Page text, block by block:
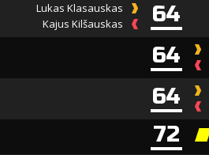
Lukas Klasauskas
Kajus Kilšauskas
64
64
64
72